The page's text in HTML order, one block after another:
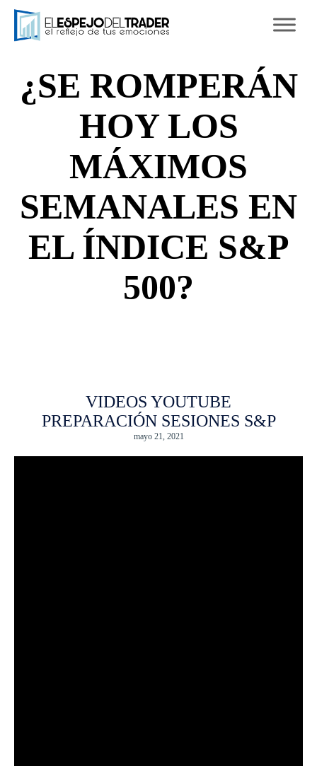
¿SE ROMPERÁN
HOY LOS
MÁXIMOS
SEMANALES EN
EL ÍNDICE S&P
500?
VIDEOS YOUTUBE
PREPARACIÓN SESIONES S&P
mayo 21, 2021